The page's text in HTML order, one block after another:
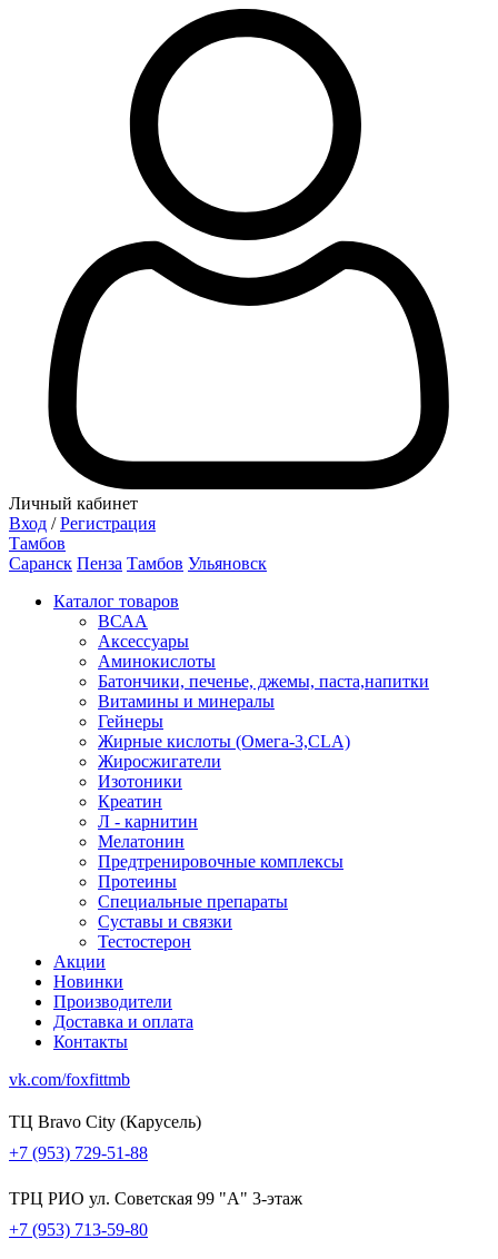
Личный кабинет
Вход / Регистрация
Тамбов
Саранск Пенза Тамбов Ульяновск
Каталог товаров
ВСАА
Аксессуары
Аминокислоты
Батончики, печенье, джемы, паста,напитки
Витамины и минералы
Гейнеры
Жирные кислоты (Омега-3,CLA)
Жиросжигатели
Изотоники
Креатин
Л - карнитин
Мелатонин
Предтренировочные комплексы
Протеины
Специальные препараты
Суставы и связки
Тестостерон
Акции
Новинки
Производители
Доставка и оплата
Контакты
vk.com/foxfittmb
ТЦ Bravo City (Карусель)
+7 (953) 729-51-88
ТРЦ РИО ул. Советская 99 "А" 3-этаж
+7 (953) 713-59-80